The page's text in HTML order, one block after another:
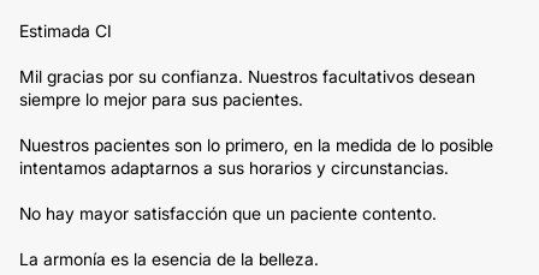
Estimada CI
Mil gracias por su confianza. Nuestros facultativos desean
siempre lo mejor para sus pacientes.
Nuestros pacientes son lo primero, en la medida de lo posible
intentamos adaptarnos a sus horarios y circunstancias.
No hay mayor satisfacción que un paciente contento.
La armonía es la esencia de la belleza.